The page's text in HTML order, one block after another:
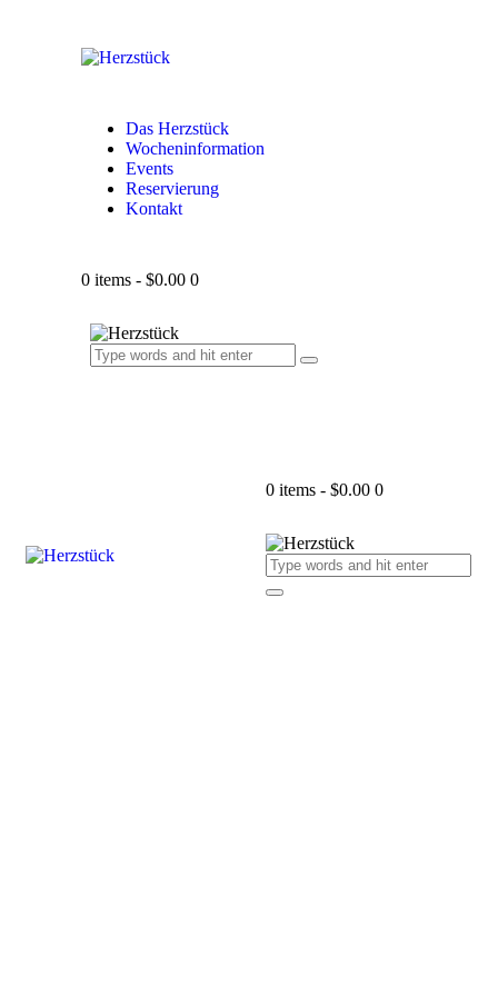
Das Herzstück
Wocheninformation
Events
Reservierung
Kontakt
0 items - $0.00 0
0 items - $0.00 0